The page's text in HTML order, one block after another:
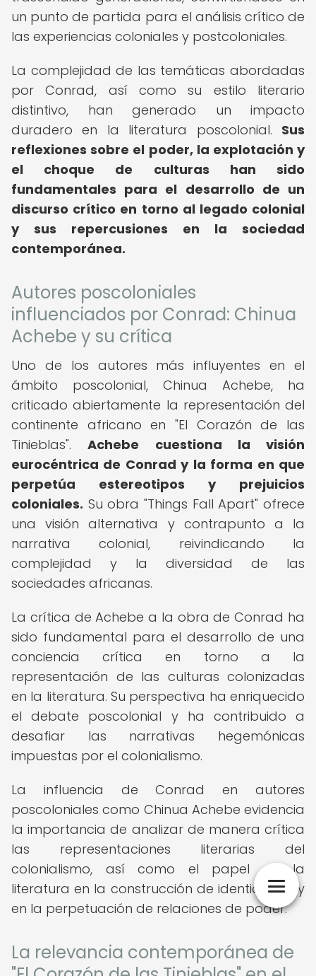
un punto de partida para el análisis crítico de
las experiencias coloniales y postcoloniales.
La complejidad de las temáticas abordadas
por Conrad, así como su estilo literario
distintivo, han generado un impacto
duradero en la literatura poscolonial. Sus
reflexiones sobre el poder, la explotación y
el choque de culturas han sido
fundamentales para el desarrollo de un
discurso crítico en torno al legado colonial
y sus repercusiones en la sociedad
contemporánea.
Autores poscoloniales
influenciados por Conrad: Chinua
Achebe y su crítica
Uno de los autores más influyentes en el
ámbito poscolonial, Chinua Achebe, ha
criticado abiertamente la representación del
continente africano en "El Corazón de las
Tinieblas".Achebe cuestiona la visión
eurocéntrica de Conrad y la forma en que
perpetúa estereotipos y prejuicios
coloniales. Su obra "Things Fall Apart" ofrece
una visión alternativa y contrapunto a la
narrativa colonial, reivindicando la
complejidad y la diversidad de las
sociedades africanas.
La crítica de Achebe a la obra de Conrad ha
sido fundamental para el desarrollo de una
conciencia crítica en torno a la
representación de las culturas colonizadas
en la literatura. Su perspectiva ha enriquecido
el debate poscolonial y ha contribuido a
desafiar las narrativas hegemónicas
impuestas por el colonialismo.
La influencia de Conrad en autores
poscoloniales como Chinua Achebe evidencia
la importancia de analizar de manera crítica
las representaciones literarias del
colonialismo, así como el papel de la
literatura en la construcción de identidades y
en la perpetuación de relaciones de poder.
La relevancia contemporánea de